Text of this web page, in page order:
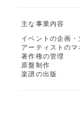
主な事業内容
イベントの企画・
アーティストの
著作権の管理
原盤制作
楽譜の出版